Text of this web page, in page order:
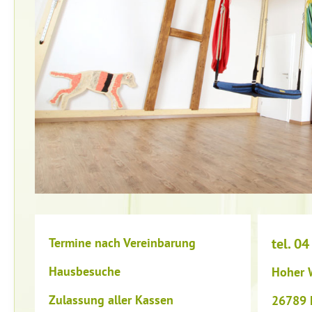
Termine nach Vereinbarung
Hausbesuche
Zulassung aller Kassen
tel. 04
Hoher
26789